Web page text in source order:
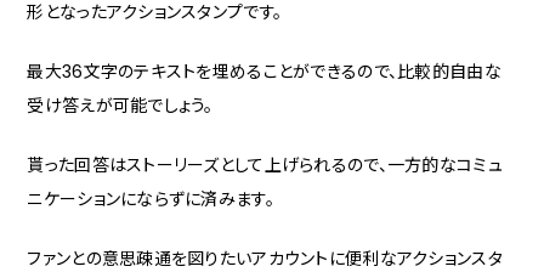
形となったアクションスタンプです。
最大36文字のテキストを埋めることができるので、比較的自由な
受け答えが可能でしょう。
貰った回答はストーリーズとして上げられるので、一方的なコミュ
ニケーションにならずに済みます。
ファンとの意思疎通を図りたいアカウントに便利なアクションスタ